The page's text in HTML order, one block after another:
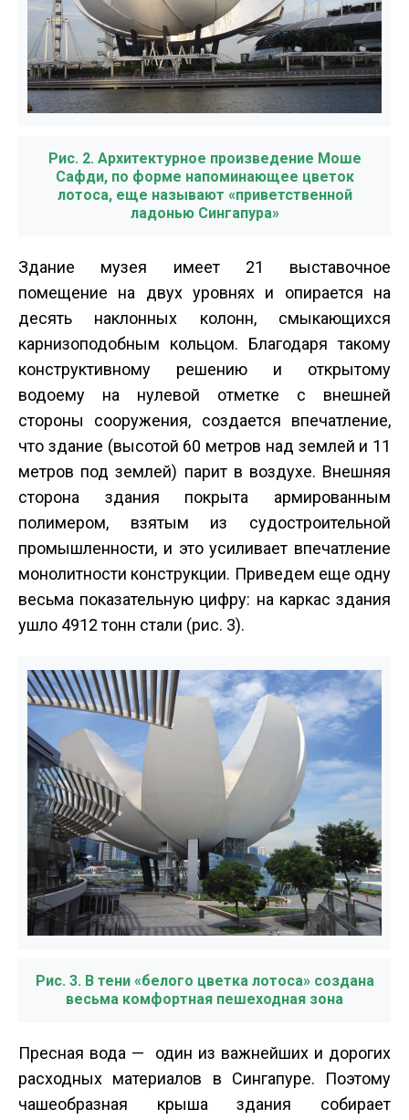
Рис. 2. Архитектурное произведение Моше
Сафди, по форме напоминающее цветок
лотоса, еще называют «приветственной
ладонью Сингапура»
Здание музея имеет 21 выставочное
помещение на двух уровнях и опирается на
десять наклонных колонн, смыкающихся
карнизоподобным кольцом. Благодаря такому
конструктивному решению и открытому
водоему на нулевой отметке с внешней
стороны сооружения, создается впечатление,
что здание (высотой 60 метров над землей и 11
метров под землей) парит в воздухе. Внешняя
сторона здания покрыта армированным
полимером, взятым из судостроительной
промышленности, и это усиливает впечатление
монолитности конструкции. Приведем еще одну
весьма показательную цифру: на каркас здания
ушло 4912 тонн стали (рис. 3).
Рис. 3. В тени «белого цветка лотоса» создана
весьма комфортная пешеходная зона
Пресная вода — один из важнейших и дорогих
расходных материалов в Сингапуре. Поэтому
чашеобразная крыша здания собирает